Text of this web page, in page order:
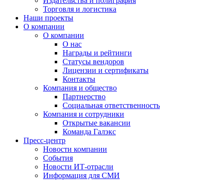
Торговля и логистика
Наши проекты
О компании
О компании
О нас
Награды и рейтинги
Статусы вендоров
Лицензии и сертификаты
Контакты
Компания и общество
Партнерство
Социальная ответственность
Компания и сотрудники
Открытые вакансии
Команда Галэкс
Пресс-центр
Новости компании
События
Новости ИТ-отрасли
Информация для СМИ